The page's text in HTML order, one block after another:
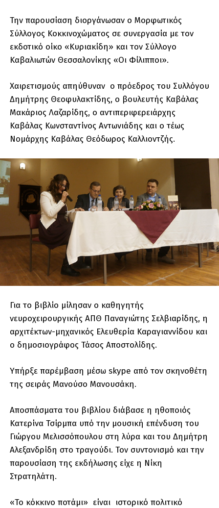
Την παρουσίαση διοργάνωσαν ο Μορφωτικός
Σύλλογος Κοκκινοχώματος σε συνεργασία με τον
εκδοτικό οίκο «Κυριακίδη» και τον Σύλλογο
Καβαλιωτών Θεσσαλονίκης «Οι Φίλιπποι».
Χαιρετισμούς απηύθυναν ο πρόεδρος του Συλλόγου
Δημήτρης Θεοφυλακτίδης, ο βουλευτής Καβάλας
Μακάριος Λαζαρίδης, ο αντιπεριφερειάρχης
Καβάλας Κωνσταντίνος Αντωνιάδης και ο τέως
Νομάρχης Καβάλας Θεόδωρος Καλλιοντζής.
Για το βιβλίο μίλησαν ο καθηγητής
νευροχειρουργικής ΑΠΘ Παναγιώτης Σελβιαρίδης, η
αρχιτέκτων-μηχανικός Ελευθερία Καραγιαννίδου και
ο δημοσιογράφος Τάσος Αποστολίδης.
Υπήρξε παρέμβαση μέσω skype από τον σκηνοθέτη
της σειράς Μανούσο Μανουσάκη.
Αποσπάσματα του βιβλίου διάβασε η ηθοποιός
Κατερίνα Τσίρμπα υπό την μουσική επένδυση του
Γιώργου Μελισσόπουλου στη λύρα και του Δημήτρη
Αλεξανδρίδη στο τραγούδι. Τον συντονισμό και την
παρουσίαση της εκδήλωσης είχε η Νίκη
Στρατηλάτη.
«Το κόκκινο ποτάμι» είναι ιστορικό πολιτικό